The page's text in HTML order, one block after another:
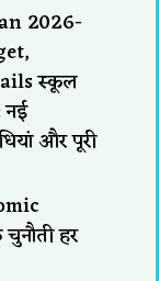
2026-
स्कूल
और पूरी
हर